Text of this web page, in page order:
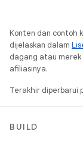
Konten dan contoh
dijelaskan dalam
dagang atau
afiliasinya.
Terakhir diperbarui
BUILD